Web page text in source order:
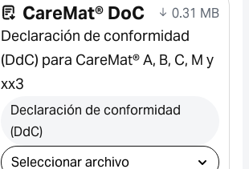
CareMat® DoC 0.31 MB
Declaración de conformidad
(DdC) para CareMat® A, B, C, M y
xx3
Declaración de conformidad
(DdC)
Seleccionar descarga